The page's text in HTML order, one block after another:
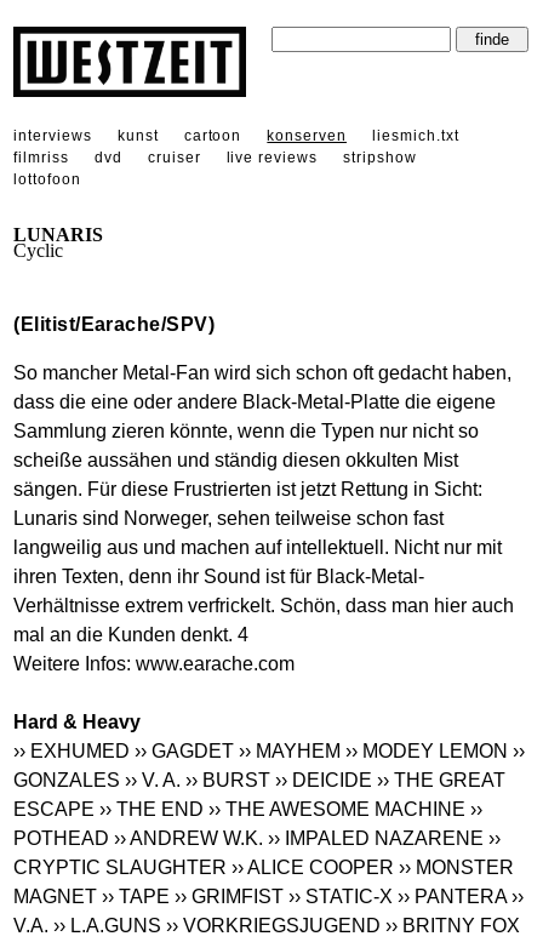
interviews kunst cartoon konserven
liesmich.txt
filmriss
dvd cruiser live reviews
stripshow
lottofoon
LUNARIS
Cyclic
(Elitist/Earache/SPV)
So mancher Metal-Fan wird sich schon oft gedacht haben,
dass die eine oder andere Black-Metal-Platte die eigene
Sammlung zieren könnte, wenn die Typen nur nicht so
scheiße aussähen und ständig diesen okkulten Mist
sängen. Für diese Frustrierten ist jetzt Rettung in Sicht:
Lunaris sind Norweger, sehen teilweise schon fast
langweilig aus und machen auf intellektuell. Nicht nur mit
ihren Texten, denn ihr Sound ist für Black-Metal-
Verhältnisse extrem verfrickelt. Schön, dass man hier auch
mal an die Kunden denkt. 4
Weitere Infos:www.earache.com
Hard & Heavy
›› EXHUMED ›› GAGDET ›› MAYHEM ›› MODEY LEMON ››
GONZALES ›› V. A. ›› BURST ›› DEICIDE ›› THE GREAT
ESCAPE ›› THE END ›› THE AWESOME MACHINE ››
POTHEAD ›› ANDREW W.K. ›› IMPALED NAZARENE ››
CRYPTIC SLAUGHTER ›› ALICE COOPER ›› MONSTER
MAGNET ›› TAPE ›› GRIMFIST ›› STATIC-X ›› PANTERA ››
V.A. ›› L.A.GUNS ›› VORKRIEGSJUGEND ›› BRITNY FOX